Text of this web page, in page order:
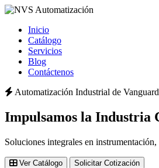
Inicio
Catálogo
Servicios
Blog
Contáctenos
Automatización Industrial de
Impulsamos la Industria
Soluciones integrales en
Ver Catálogo Solicitar Cotización